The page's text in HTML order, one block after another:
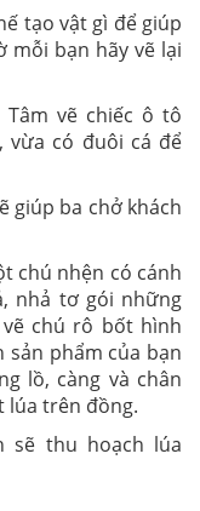
tạo vật gì để giúp
mỗi bạn hãy vẽ lại
vẽ chiếc ô tô
vừa có đuôi cá để
giúp ba chở khách
chú nhện có cánh
nhả tơ gói những
chú rô bốt hình
sản phẩm của bạn
lồ, càng và chân
lúa trên đồng.
sẽ thu hoạch lúa